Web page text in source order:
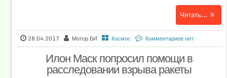
Читать...
28.04.2017 Мотор БИ Космос Комментариев нет
Илон Маск попросил помощи в
расследовании взрыва ракеты